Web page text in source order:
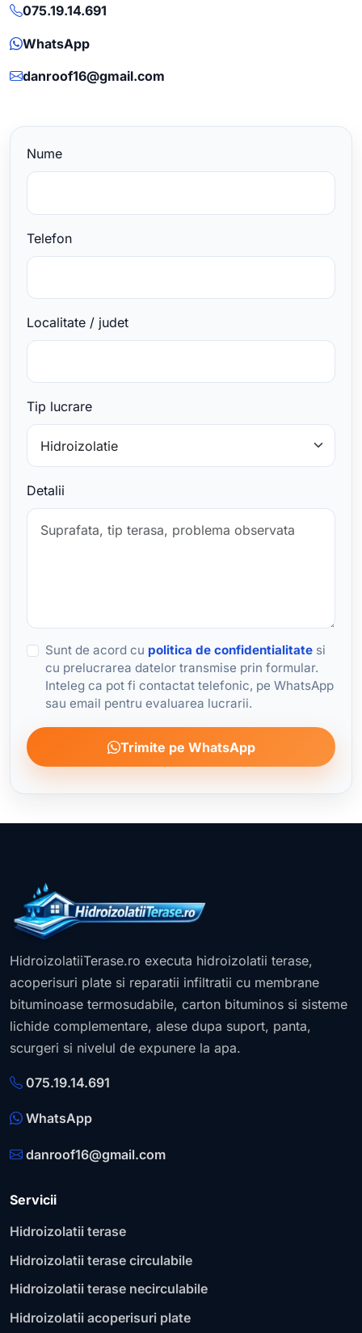
075.19.14.691
WhatsApp
danroof16@gmail.com
Nume
Telefon
Localitate / judet
Tip lucrare
Detalii
Sunt de acord cu politica de confidentialitatesi
cu prelucrarea datelor transmise prin formular.
Inteleg ca pot fi contactat telefonic, pe WhatsApp
sau email pentru evaluarea lucrarii.
Trimite pe WhatsApp
HidroizolatiiTerase.ro executa hidroizolatii terase,
acoperisuri plate si reparatii infiltratii cu membrane
bituminoase termosudabile, carton bituminos si sisteme
lichide complementare, alese dupa suport, panta,
scurgeri si nivelul de expunere la apa.
075.19.14.691
WhatsApp
danroof16@gmail.com
Servicii
Hidroizolatii terase
Hidroizolatii terase circulabile
Hidroizolatii terase necirculabile
Hidroizolatii acoperisuri plate